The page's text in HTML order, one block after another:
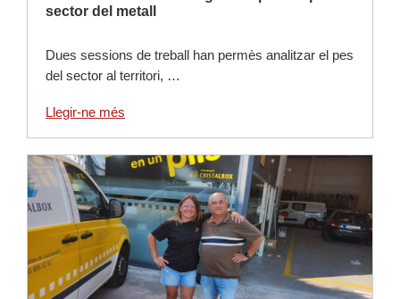
sector del metall
Dues sessions de treball han permès analitzar el pes
del sector al territori, …
Llegir-ne més
Llegir-ne més